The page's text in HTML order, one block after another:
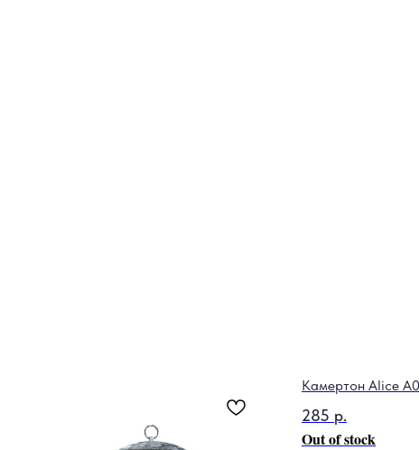
Камертон Alice
285 р.
Out of stock